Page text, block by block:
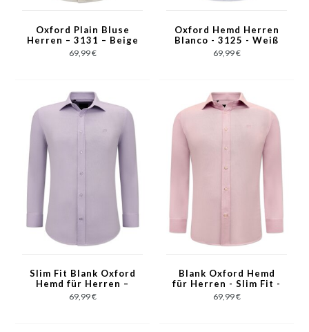
Oxford Plain Bluse
Herren – 3131 – Beige
69,99 €
Oxford Hemd Herren
Blanco - 3125 - Weiß
69,99 €
Slim Fit Blank Oxford
Hemd für Herren –
3128 – Lila
69,99 €
Blank Oxford Hemd
für Herren - Slim Fit -
3129 - Pink
69,99 €